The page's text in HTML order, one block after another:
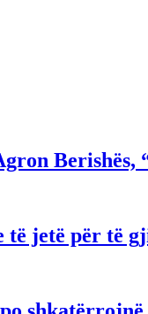
të jetë për të